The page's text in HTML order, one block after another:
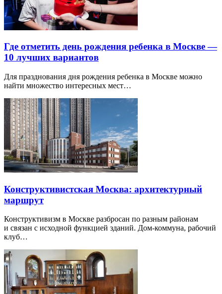
Где отметить день рождения ребенка в Москве —
10 лучших вариантов
Для празднования дня рождения ребенка в Москве можно
найти множество интересных мест…
Конструктивистская Москва: архитектурный
маршрут
Конструктивизм в Москве разбросан по разным районам
и связан с исходной функцией зданий. Дом-коммуна, рабочий
клуб…